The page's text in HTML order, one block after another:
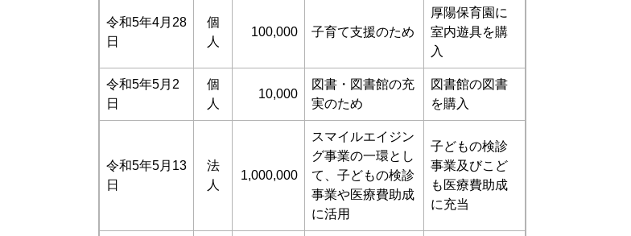
令和5年4月28
日
個
人
100,000 子育て支援のため
厚陽保育園に
室内遊具を購
入
令和5年5月2
日
個
人
10,000
図書・図書館の充
実のため
図書館の図書
を購入
令和5年5月13
日
法
人
1,000,000
スマイルエイジン
グ事業の一環とし
て、子どもの検診
事業や医療費助成
に活用
子どもの検診
事業及びこど
も医療費助成
に充当